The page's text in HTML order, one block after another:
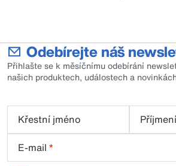
Odebírejte náš
Přihlašte se k měsíčnímu odebírání
našich produktech, událostech a
Křestní jméno
Příjmení
E-mail *